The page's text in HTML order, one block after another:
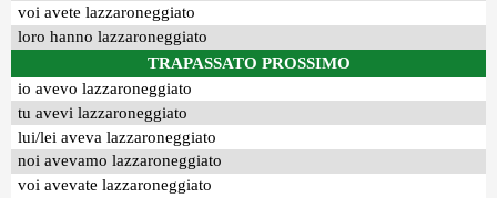
voi avete lazzaroneggiato
loro hanno lazzaroneggiato
TRAPASSATO PROSSIMO
io avevo lazzaroneggiato
tu avevi lazzaroneggiato
lui/lei aveva lazzaroneggiato
noi avevamo lazzaroneggiato
voi avevate lazzaroneggiato